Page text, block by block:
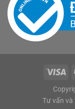
Tư vấn và